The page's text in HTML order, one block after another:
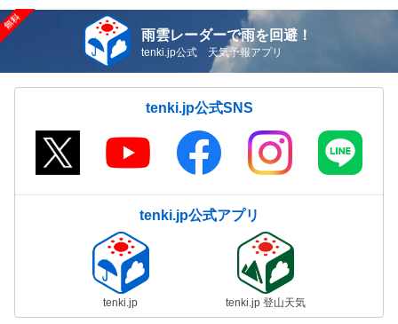
雨雲レーダーで雨を回避！
tenki.jp公式 天気予報アプリ
tenki.jp公式SNS
tenki.jp公式アプリ
tenki.jp tenki.jp 登山天気